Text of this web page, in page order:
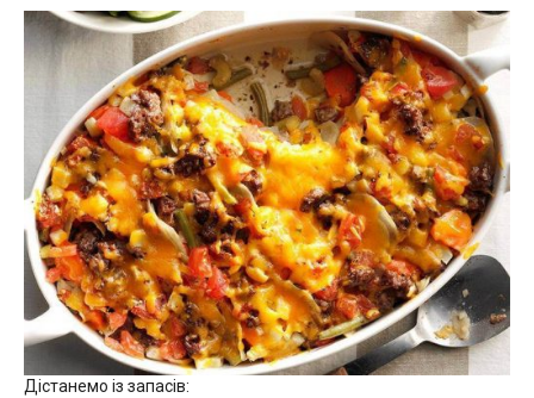
Дістанемо із запасів: